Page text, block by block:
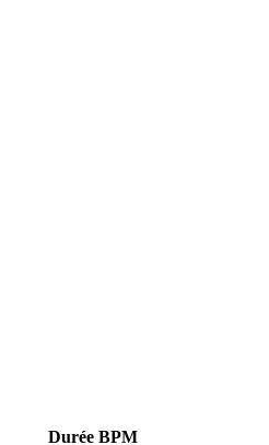
Durée BPM